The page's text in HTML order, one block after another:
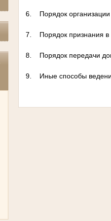
6. Порядок организации
7. Порядок признания в
8. Порядок передачи
9. Иные способы